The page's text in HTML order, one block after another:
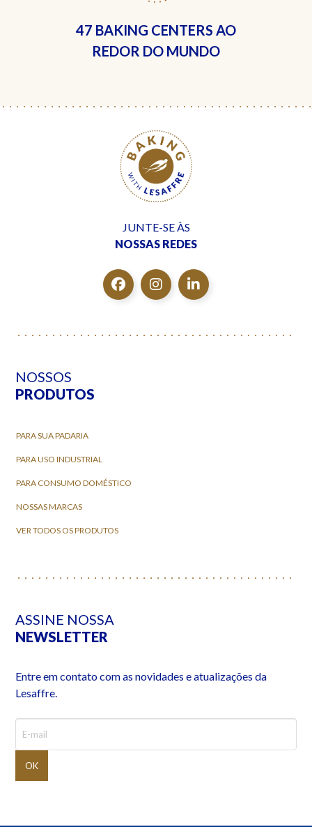
47 BAKING CENTERS AO
REDOR DO MUNDO
JUNTE-SE ÀS
NOSSAS REDES
NOSSOS
PRODUTOS
PARA SUA PADARIA
PARA USO INDUSTRIAL
PARA CONSUMO DOMÉSTICO
NOSSAS MARCAS
VER TODOS OS PRODUTOS
ASSINE NOSSA
NEWSLETTER
Entre em contato com as novidades e atualizações da
Lesaffre.